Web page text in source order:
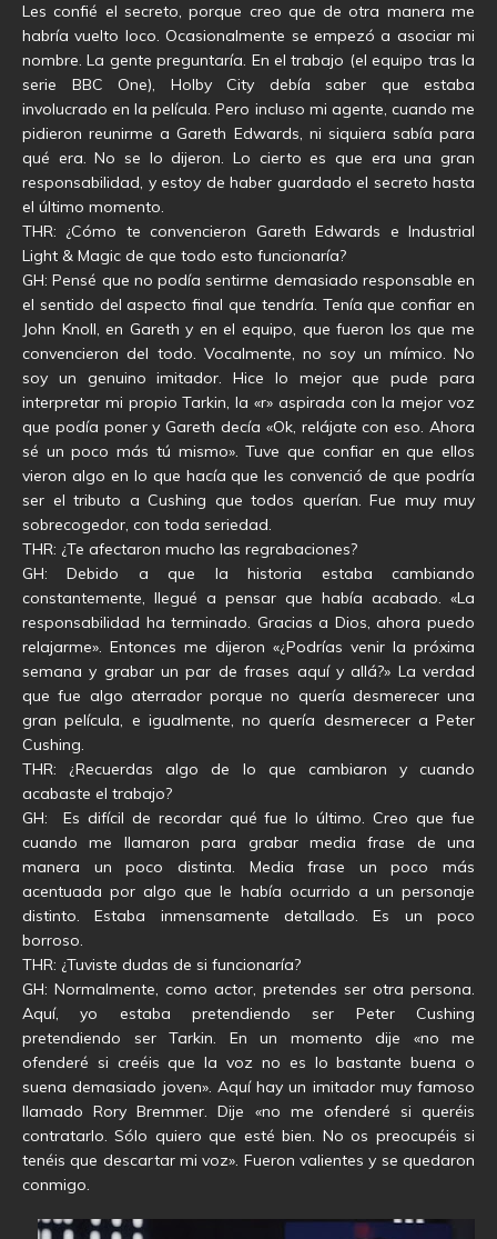
Les confié el secreto, porque creo que de otra manera me
habría vuelto loco. Ocasionalmente se empezó a asociar mi
nombre. La gente preguntaría. En el trabajo (el equipo tras la
serie BBC One), Holby City debía saber que estaba
involucrado en la película. Pero incluso mi agente, cuando me
pidieron reunirme a Gareth Edwards, ni siquiera sabía para
qué era. No se lo dijeron. Lo cierto es que era una gran
responsabilidad, y estoy de haber guardado el secreto hasta
el último momento.
THR: ¿Cómo te convencieron Gareth Edwards e Industrial
Light & Magic de que todo esto funcionaría?
GH: Pensé que no podía sentirme demasiado responsable en
el sentido del aspecto final que tendría. Tenía que confiar en
John Knoll, en Gareth y en el equipo, que fueron los que me
convencieron del todo. Vocalmente, no soy un mímico. No
soy un genuino imitador. Hice lo mejor que pude para
interpretar mi propio Tarkin, la «r» aspirada con la mejor voz
que podía poner y Gareth decía «Ok, relájate con eso. Ahora
sé un poco más tú mismo». Tuve que confiar en que ellos
vieron algo en lo que hacía que les convenció de que podría
ser el tributo a Cushing que todos querían. Fue muy muy
sobrecogedor, con toda seriedad.
THR: ¿Te afectaron mucho las regrabaciones?
GH: Debido a que la historia estaba cambiando
constantemente, llegué a pensar que había acabado. «La
responsabilidad ha terminado. Gracias a Dios, ahora puedo
relajarme». Entonces me dijeron «¿Podrías venir la próxima
semana y grabar un par de frases aquí y allá?» La verdad
que fue algo aterrador porque no quería desmerecer una
gran película, e igualmente, no quería desmerecer a Peter
Cushing.
THR: ¿Recuerdas algo de lo que cambiaron y cuando
acabaste el trabajo?
GH: Es difícil de recordar qué fue lo último. Creo que fue
cuando me llamaron para grabar media frase de una
manera un poco distinta. Media frase un poco más
acentuada por algo que le había ocurrido a un personaje
distinto. Estaba inmensamente detallado. Es un poco
borroso.
THR: ¿Tuviste dudas de si funcionaría?
GH: Normalmente, como actor, pretendes ser otra persona.
Aquí, yo estaba pretendiendo ser Peter Cushing
pretendiendo ser Tarkin. En un momento dije «no me
ofenderé si creéis que la voz no es lo bastante buena o
suena demasiado joven». Aquí hay un imitador muy famoso
llamado Rory Bremmer. Dije «no me ofenderé si queréis
contratarlo. Sólo quiero que esté bien. No os preocupéis si
tenéis que descartar mi voz». Fueron valientes y se quedaron
conmigo.